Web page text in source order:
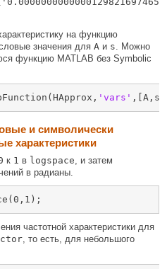
на функцию
значения для A и s . Можно
функцию MATLAB без Symbolic
'vars'
и символически
характеристики
к 1 в logspace , и затем
в радианы.
частотной характеристики для
, то есть, для небольшого